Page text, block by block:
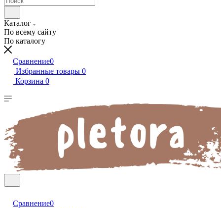
Каталог
По всему сайту
По каталогу
Сравнение0
Избранные товары 0
Корзина 0
Сравнение0